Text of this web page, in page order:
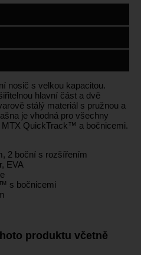
nosič s velkou kapacitou.
hlavní část a dvě
stálý materiál s pružnou a
je vhodná pro všechny
QuickTrack™ a bočnicemi.
2 boční s rozšířením
EVA
s bočnicemi
produktu včetně